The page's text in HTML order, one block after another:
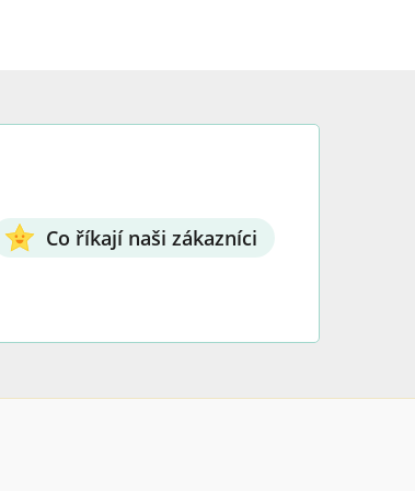
Co říkají naši zákazníci